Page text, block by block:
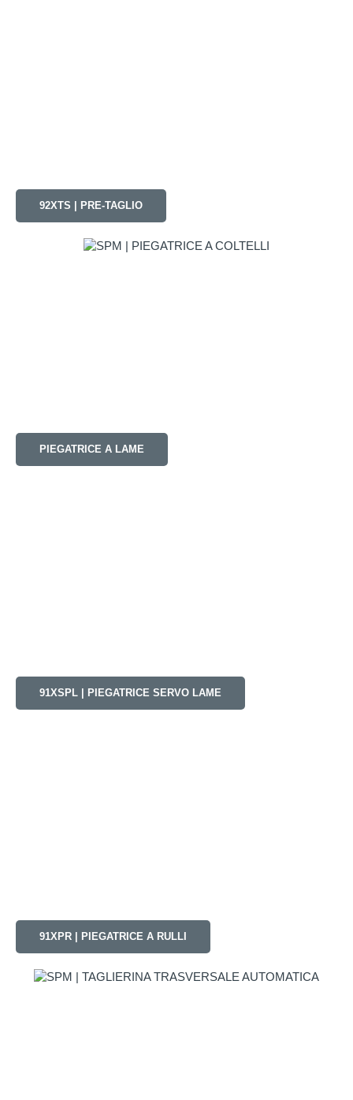
92XTS | PRE-TAGLIO
PIEGATRICE A LAME
91XSPL | PIEGATRICE SERVO LAME
91XPR | PIEGATRICE A RULLI